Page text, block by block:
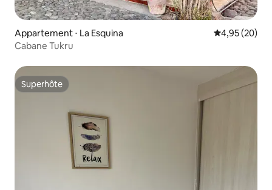
Appartement ⋅ La Esquina Évaluation
4,95 (20)
Cabane Tukru
Superhôte
Superhôte